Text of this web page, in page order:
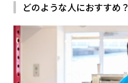
どのような人におすすめ？